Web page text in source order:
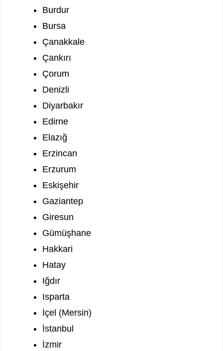
Burdur
Bursa
Çanakkale
Çankırı
Çorum
Denizli
Diyarbakır
Edirne
Elazığ
Erzincan
Erzurum
Eskişehir
Gaziantep
Giresun
Gümüşhane
Hakkari
Hatay
Iğdır
Isparta
İçel (Mersin)
İstanbul
İzmir